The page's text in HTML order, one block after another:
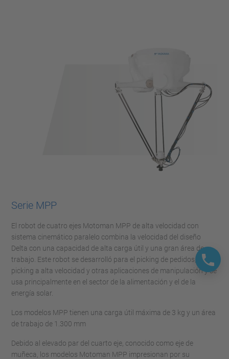
Serie MPP
El robot de cuatro ejes Motoman MPP de alta velocidad con
sistema cinemático paralelo combina la velocidad del diseño
Delta con una capacidad de alta carga útil y una gran área de
trabajo. Este robot se desarrolló para el picking de pedidos,
picking a alta velocidad y otras aplicaciones de manipulación y se
usa principalmente en el sector de la alimentación y el de la
energía solar.
Los modelos MPP tienen una carga útil máxima de 3 kg y un área
de trabajo de 1.300 mm
Debido al elevado par del cuarto eje, conocido como eje de
muñeca, los modelos Motoman MPP impresionan por su